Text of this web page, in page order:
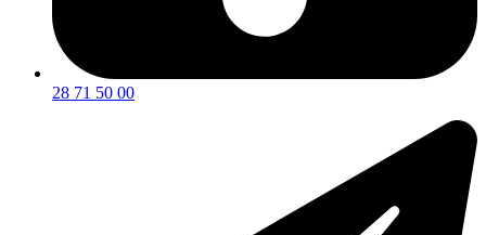
28 71 50 00